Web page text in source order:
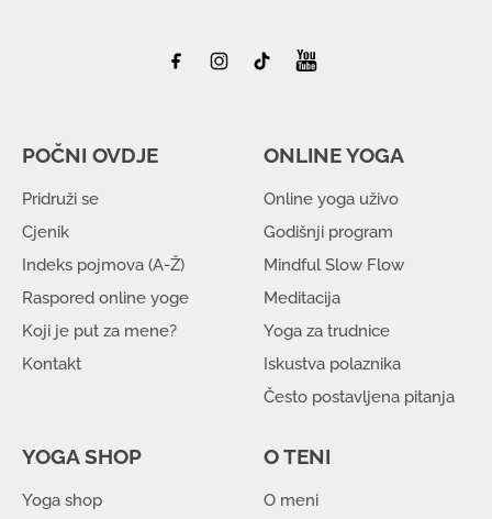
POČNI OVDJE
Pridruži se
Cjenik
Indeks pojmova (A-Ž)
Raspored online yoge
Koji je put za mene?
Kontakt
ONLINE YOGA
Online yoga uživo
Godišnji program
Mindful Slow Flow
Meditacija
Yoga za trudnice
Iskustva polaznika
Često postavljena pitanja
YOGA SHOP
Yoga shop
O TENI
O meni